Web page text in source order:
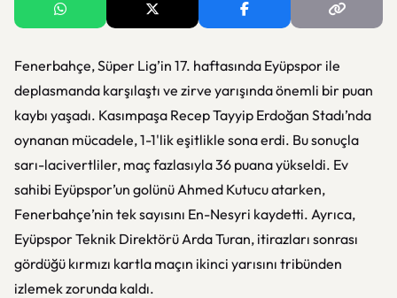
Fenerbahçe, Süper Lig’in 17. haftasında Eyüpspor ile
deplasmanda karşılaştı ve zirve yarışında önemli bir puan
kaybı yaşadı. Kasımpaşa Recep Tayyip Erdoğan Stadı’nda
oynanan mücadele, 1-1'lik eşitlikle sona erdi. Bu sonuçla
sarı-lacivertliler, maç fazlasıyla 36 puana yükseldi. Ev
sahibi Eyüpspor’un golünü Ahmed Kutucu atarken,
Fenerbahçe’nin tek sayısını En-Nesyri kaydetti. Ayrıca,
Eyüpspor Teknik Direktörü Arda Turan, itirazları sonrası
gördüğü kırmızı kartla maçın ikinci yarısını tribünden
izlemek zorunda kaldı.